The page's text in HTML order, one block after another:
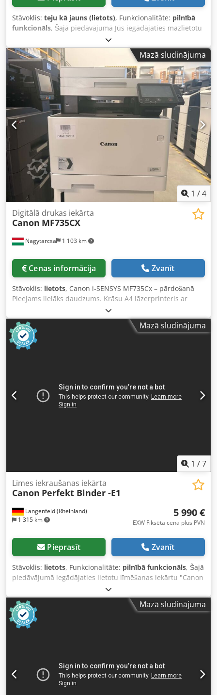
Stāvoklis: teju kā jauns (lietots), Funkcionalitāte: pilnībā
funkcionāls, Šajā piedāvājumā Jūs iegādājaties mazlietotu
lielo formātu sistēmu/plotteru “Canon imagePROGRAF TZ-
30000”. Pārdošanas objekts: 1 x Canon imagePROGRAF TZ-
30000 ieskaitot skeneri Skaitītāja rādījumi: Kopā: Aptuveni
262 m² Stāvoklis: Chodpfjx Svrtsx Acgea Šis piedāvājums
attiecas uz lietotu iekārtu, kurai var būt lietošanas pēdas
(nelieli skrāpējumi vai dzeltējumi). Iekārta ir pārbaudīta uz
funkcionalitāti. Testa izdruka redzama fotogrāfijā.
Iepakošana un piegāde: Laipni aicinām apskatīt iekārtu
mūsu darba laikā. Lūdzu, vienojieties par apskates laiku!
Jūras transportēšanai piemērots iepakojums un piegāde
visā pasaulē iespējama pēc pieprasījuma! Pirms
nosūtīšanas vai izsniegšanas Jums tiks uzņemts iekārtas
funkcionalitātes tests video formā. Papildu informācijai,
protams, varat sazināties ar mums personīgi.
Mazā sludinājuma
1 /4
Nagytarcsa 1 103 km
Digitālā drukas iekārta
Canon MF735CX
Cenas informācija Zvanīt
Stāvoklis: lietots, Canon i-SENSYS MF735Cx – pārdošanā
Pieejams lielāks daudzums. Krāsu A4 lāzerprinteris ar
daudzfunkcionālām iespējām Drukāšana / Kopēšana /
Skenēšana / Fakss Automātiska divpusēja drukāšana un
divpusēja skenēšana (DADF) 50 lapu dokumentu
ievadīšanas ierīce (ADF) USB, Ethernet, Wi-Fi, NFC 3,5 collu
krāsu skārienekrāns Drukas apjoms: līdz 50 000 lappusēm
Mazā sludinājuma
1 /7
Langenfeld (Rheinland)
1 315 km
Līmes iekraušanas iekārta
Canon Perfekt Binder -E1
5 990 €
EXW Fiksēta cena plus PVN
Pieprasīt Zvanīt
Stāvoklis: lietots, Funkcionalitāte: pilnībā funkcionāls, Šajā
piedāvājumā iegādājaties lietotu līmēšanas iekārtu "Canon
Perfekt Binder -E1" Pārdošanas priekšmets: 1x Canon
Perfekt Binder -E1: Mūsu noliktavā ir pieejamas arī citas
pēcapstrādes iespējas un drukas iekārtas. Jautājiet mums
par tām! Stāvoklis: Šis piedāvājums attiecas uz lietotu
iekārtu, kurai var būt lietojuma pēdas (nelieli skrāpējumi
vienoties par apmeklējumu! Jūras iepakojums un piegāde
uz jebkuru pasaules vietu – pēc pieprasījuma! Sīkākai
informācijai lūdzam sazināties personīgi.
Mazā sludinājuma